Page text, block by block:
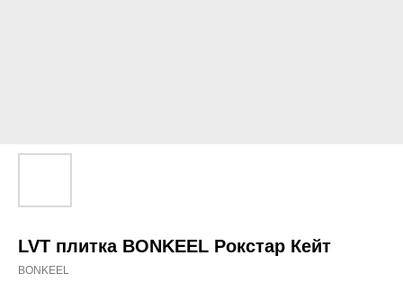
LVT плитка BONKEEL Рокстар Кейт
BONKEEL